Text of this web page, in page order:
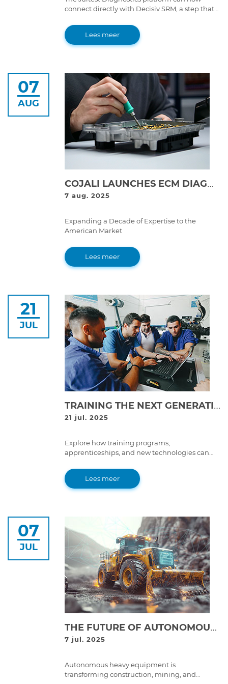
connect directly with Decisiv SRM, a step that
workflows.
Lees meer
07
AUG
COJALI LAUNCHES ECM DIAGNOSTICS AND REPAIR LAB IN THE USA | COJALI REMAN
7 aug. 2025
Expanding a Decade of Expertise to the
American Market
Lees meer
21
JUL
TRAINING THE NEXT GENERATION: THE FUTURE OF SKILLED TECHNICIANS IN HEAVY-DUTY REPAIR
21 jul. 2025
Explore how training programs,
apprenticeships, and new technologies can
duty repair industry, ensuring a strong
workforce for the future.
Lees meer
07
JUL
THE FUTURE OF AUTONOMOUS HEAVY EQUIPMENT: WHAT IT MEANS FOR FLEET MAINTENANCE
7 jul. 2025
Autonomous heavy equipment is
transforming construction, mining, and